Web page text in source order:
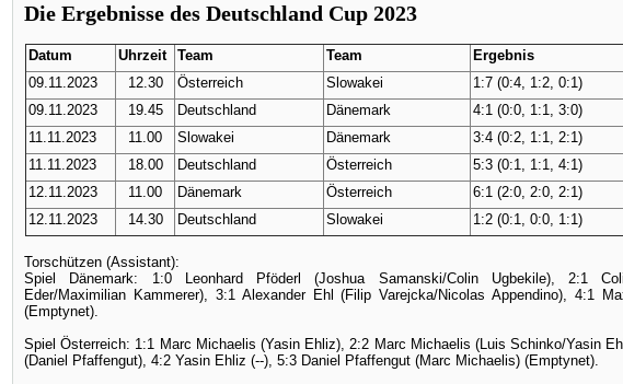
Die Ergebnisse des Deutschland Cup 2023
Datum Uhrzeit Team Team
Ergebnis
09.11.2023
12.30 Österreich Slowakei 1:7 (0:4, 1:2, 0:1)
09.11.2023
19.45 Deutschland Dänemark 4:1 (0:0, 1:1, 3:0)
11.11.2023 11.00 Slowakei Dänemark 3:4 (0:2, 1:1, 2:1)
11.11.2023
18.00 Deutschland Österreich 5:3 (0:1, 1:1, 4:1)
12.11.2023 11.00 Dänemark Österreich 6:1 (2:0, 2:0, 2:1)
12.11.2023
14.30 Deutschland Slowakei 1:2 (0:1, 0:0, 1:1)
Torschützen (Assistant):
Spiel Dänemark: 1:0 Leonhard Pföderl (Joshua Samanski/Colin Ugbekile), 2:1
Eder/Maximilian Kammerer), 3:1 Alexander Ehl (Filip Varejcka/Nicolas Appendino), 4:1
(Emptynet).
Spiel Österreich: 1:1 Marc Michaelis (Yasin Ehliz), 2:2 Marc Michaelis (Luis Schinko/Yasin
(Daniel Pfaffengut), 4:2 Yasin Ehliz (--), 5:3 Daniel Pfaffengut (Marc Michaelis) (Emptynet).